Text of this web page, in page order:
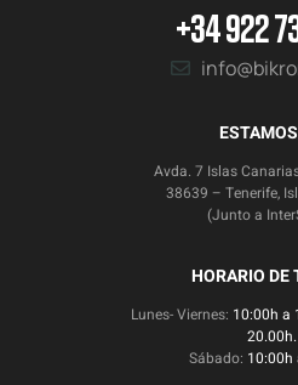
+34 922
Avda. 7 Islas
38639 – Tenerife,
(Junto a
HORARIO DE
Lunes- Viernes: 10:00h a
20.00h.
Sábado: 10:00h